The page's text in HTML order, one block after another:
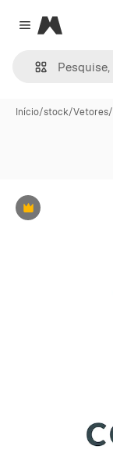
Close menu
Magnific
Início/stock/Vetores/
Premium